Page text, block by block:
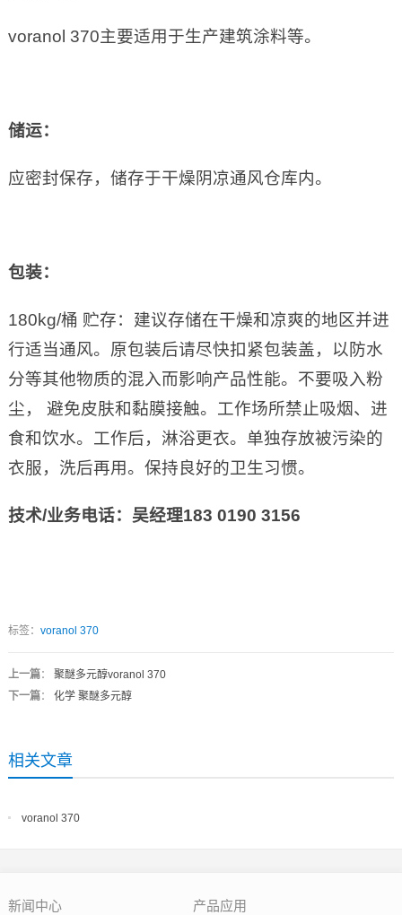
voranol 370主要适用于生产建筑涂料等。
储运：
应密封保存，储存于干燥阴凉通风仓库内。
包装：
180kg/桶 贮存：建议存储在干燥和凉爽的地区并进
行适当通风。原包装后请尽快扣紧包装盖，以防水
分等其他物质的混入而影响产品性能。不要吸入粉
尘， 避免皮肤和黏膜接触。工作场所禁止吸烟、进
食和饮水。工作后，淋浴更衣。单独存放被污染的
衣服，洗后再用。保持良好的卫生习惯。
技术/业务电话：吴经理183 0190 3156
标签： voranol 370
上一篇： 聚醚多元醇voranol 370
下一篇： 化学 聚醚多元醇
相关文章
voranol 370
新闻中心 产品应用